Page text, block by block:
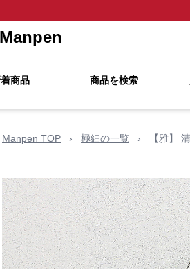
Manpen
商品 商品を検索
Manpen TOP › 極細の一覧 › 【雅】